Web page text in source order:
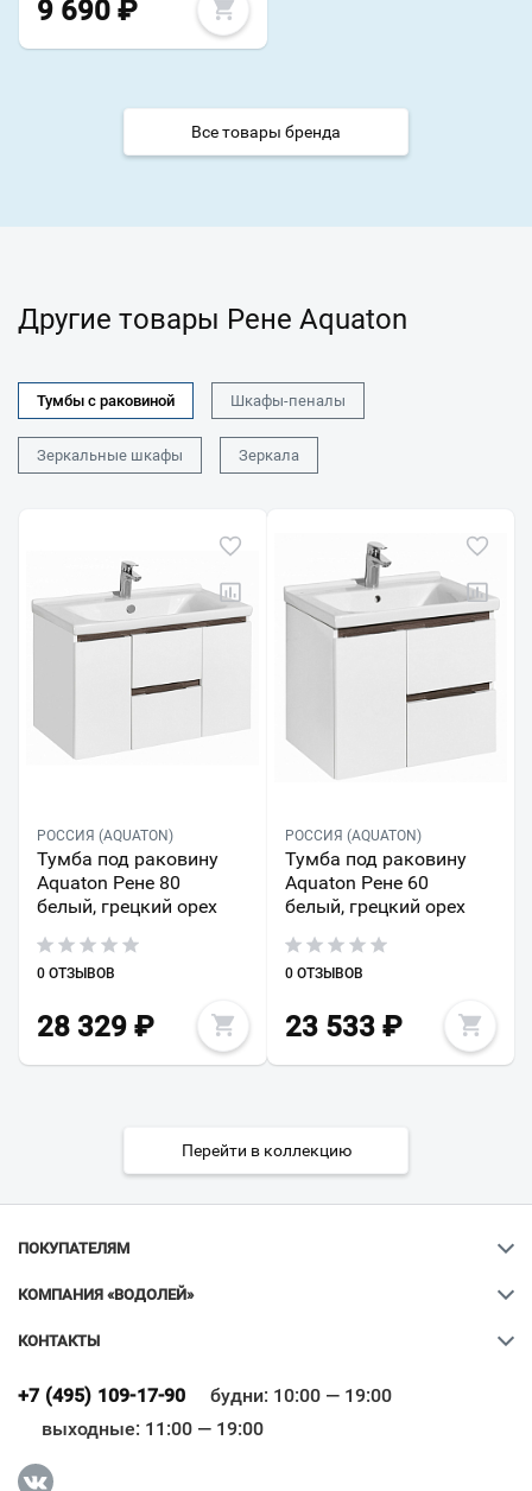
9 690 ₽
Все товары бренда
Другие товары Рене Aquaton
Тумбы с раковиной Шкафы-пеналы
Зеркальные шкафы Зеркала
РОССИЯ (AQUATON)
Тумба под раковину
Aquaton Рене 80
белый, грецкий орех
0 ОТЗЫВОВ
28 329 ₽
РОССИЯ (AQUATON)
Тумба под раковину
Aquaton Рене 60
белый, грецкий орех
0 ОТЗЫВОВ
23 533₽
Перейти в коллекцию
ПОКУПАТЕЛЯМ
КОМПАНИЯ «ВОДОЛЕЙ»
КОНТАКТЫ
+7 (495) 109-17-90
будни: 10:00 — 19:00
выходные: 11:00 — 19:00
Всё верно